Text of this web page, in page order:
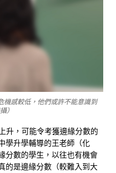
機感較低，他們或許不能意識到
）
升，可能令考獲邊緣分數的
學升學輔導的王老師（化
分數的學生，以往也有機會
的是邊緣分數（較難入到大